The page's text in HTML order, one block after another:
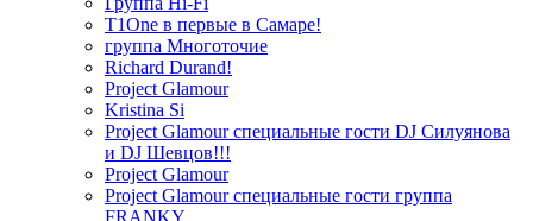
T1One в первые в Самаре!
группа Многоточие
Richard Durand!
Project Glamour
Kristina Si
Project Glamour специальные гости DJ Силуянова
и DJ Шевцов!!!
Project Glamour
Project Glamour специальные гости группа
FRANKY